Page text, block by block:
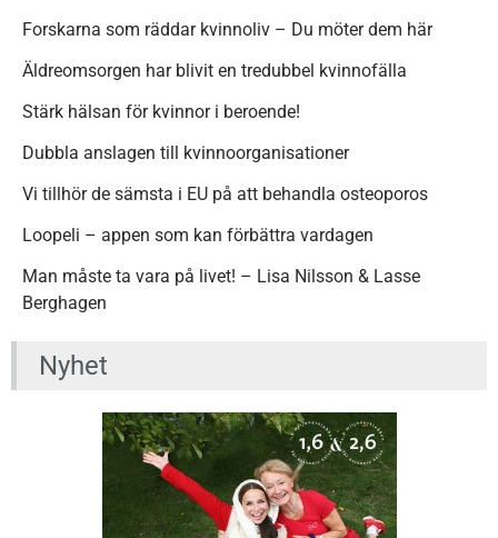
Forskarna som räddar kvinnoliv – Du möter dem här
Äldreomsorgen har blivit en tredubbel kvinnofälla
Stärk hälsan för kvinnor i beroende!
Dubbla anslagen till kvinnoorganisationer
Vi tillhör de sämsta i EU på att behandla osteoporos
Loopeli – appen som kan förbättra vardagen
Man måste ta vara på livet! – Lisa Nilsson & Lasse
Berghagen
Nyhet